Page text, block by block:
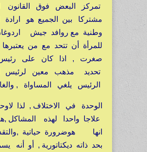
تمركز البعض فوق القانون
مشتركا بين الجميع هو ارادة
وطنية مع روافد جيش
للمرأة أن تتحد مع من
صغرت , اذا كان على رئيس
تحديد مذهب معين لرئيس
الرئيس يلغي المساواة ,
الوحدة في الاختلاف , لذا
علاجا واحدا لهذه المشاكل
انها هوضرورة حياتية
بحد ذاته ديكتاتورية , أو أنه